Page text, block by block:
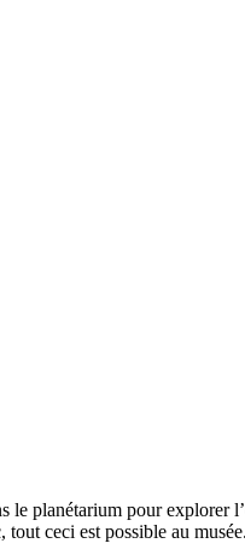
planétarium pour explorer
ceci est possible au